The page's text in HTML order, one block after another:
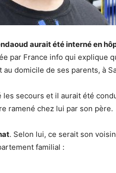
aurait été interné en
par France info qui explique
au domicile de ses parents, à
secours et il aurait été
ramené chez lui par son père.
. Selon lui, ce serait son
familial :